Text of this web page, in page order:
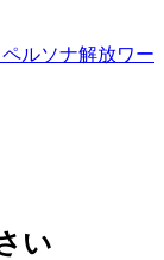
ペルソナ解放ワー
い